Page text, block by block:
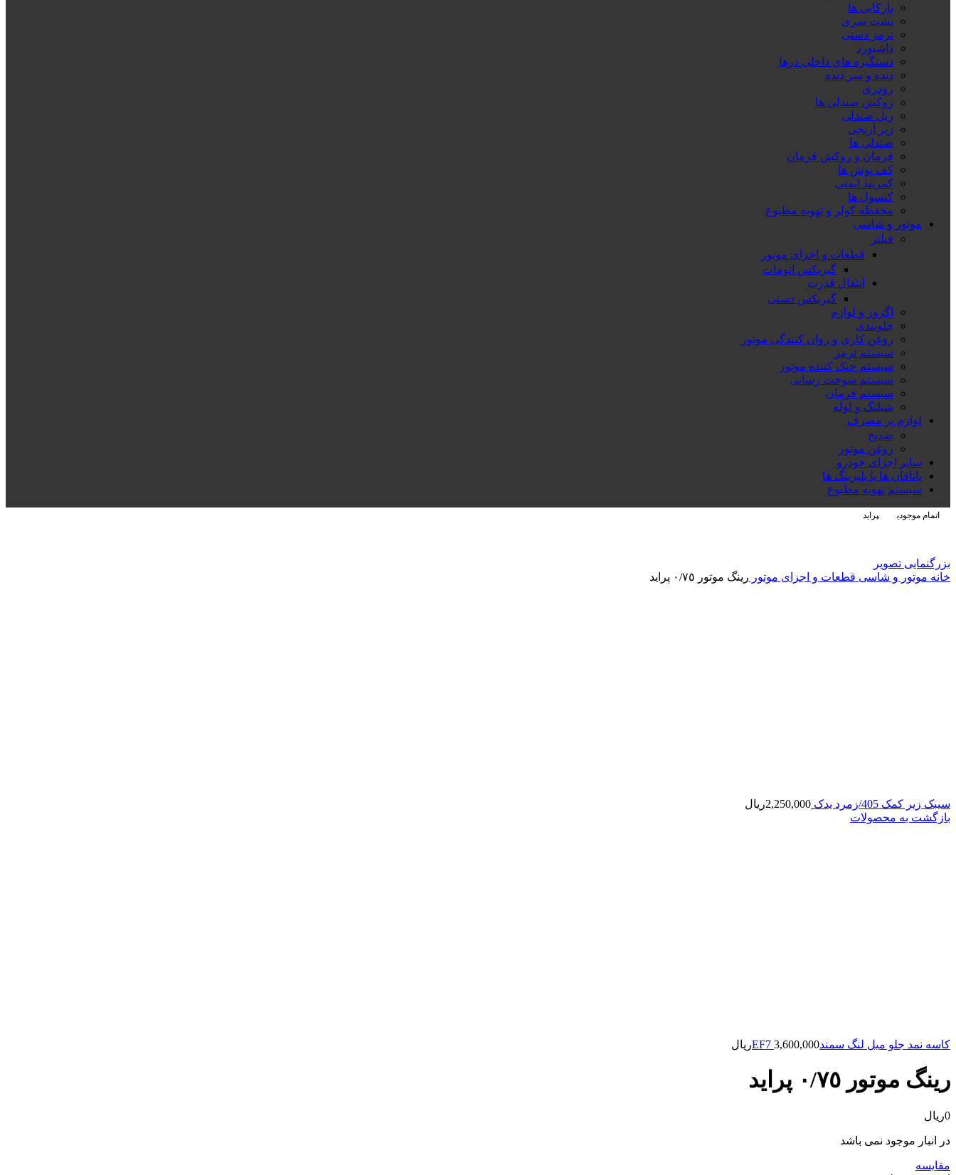
پارکابی ها
پشت سری
ترمز دستی
داشبورد
دستگیره های داخلی درها
دنده و سر دنده
رودری
روکش صندلی ها
ریل صندلی
زیر آرنجی
صندلی ها
فرمان و روکش فرمان
کف پوش ها
کمربند ایمنی
کنسول ها
محفظه کولر و تهویه مطبوع
موتور و شاسی
فیلتر
قطعات و اجزای موتور
گیربکس اتومات
انتقال قدرت
گیربکس دستی
اگزوز و لوازم
جلوبندی
روغن کاری و روان کنندگی موتور
سیستم ترمز
سیستم خنک کننده موتور
سیستم سوخت رسانی
سیستم فرمان
شیلنگ و لوله
لوازم پر مصرف
ضدیخ
روغن موتور
سایر اجزای خودرو
یاتاقان ها یا بلبرینگ ها
سیستم تهویه مطبوع
اتمام موجودی پراید
بزرگنمایی تصویر
خانه موتور و شاسی قطعات و اجزای موتور رینگ موتور ٠/٧٥ پراید
سیبک زیر کمک 405/زمرد یدک 2,250,000ریال
بازگشت به محصولات
کاسه نمد جلو میل لنگ سمندEF73,600,000 ریال
رینگ موتور ٠/٧٥ پراید
0ریال
در انبار موجود نمی باشد
مقایسه